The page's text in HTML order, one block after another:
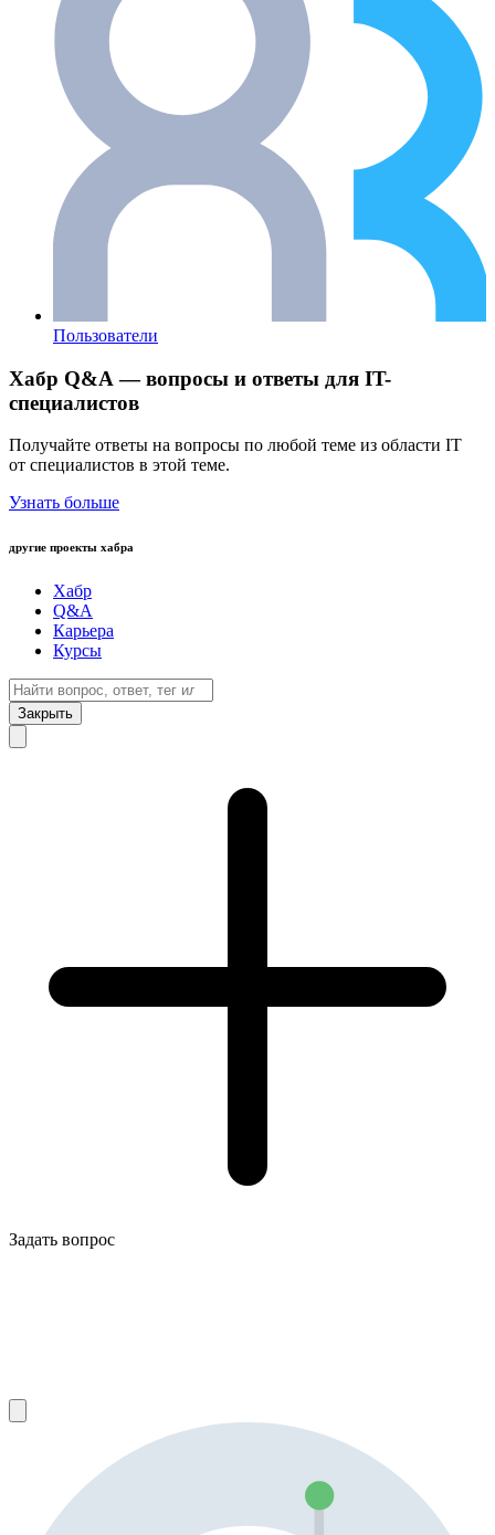
Пользователи
Хабр Q&A — вопросы и ответы для IT-
специалистов
Получайте ответы на вопросы по любой теме из области IT
от специалистов в этой теме.
Узнать больше
другие проекты хабра
Хабр
Q&A
Карьера
Курсы
Закрыть
Задать вопрос